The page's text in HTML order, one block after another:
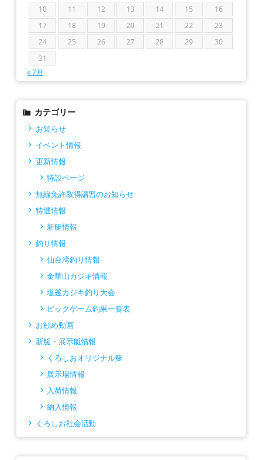
10 11 12 13 14 15
16
17
18 19 20 21 22
23
24
25 26 27 28 29
30
31
« 7月
カテゴリー
お知らせ
イベント情報
更新情報
特設ページ
無線免許取得講習のお知らせ
特選情報
新艇情報
釣り情報
仙台湾釣り情報
金華山カジキ情報
塩釜カジキ釣り大会
ビックゲーム釣果一覧表
お勧め動画
新艇・展示艇情報
くろしおオリジナル艇
展示場情報
入荷情報
納入情報
くろしお社会活動